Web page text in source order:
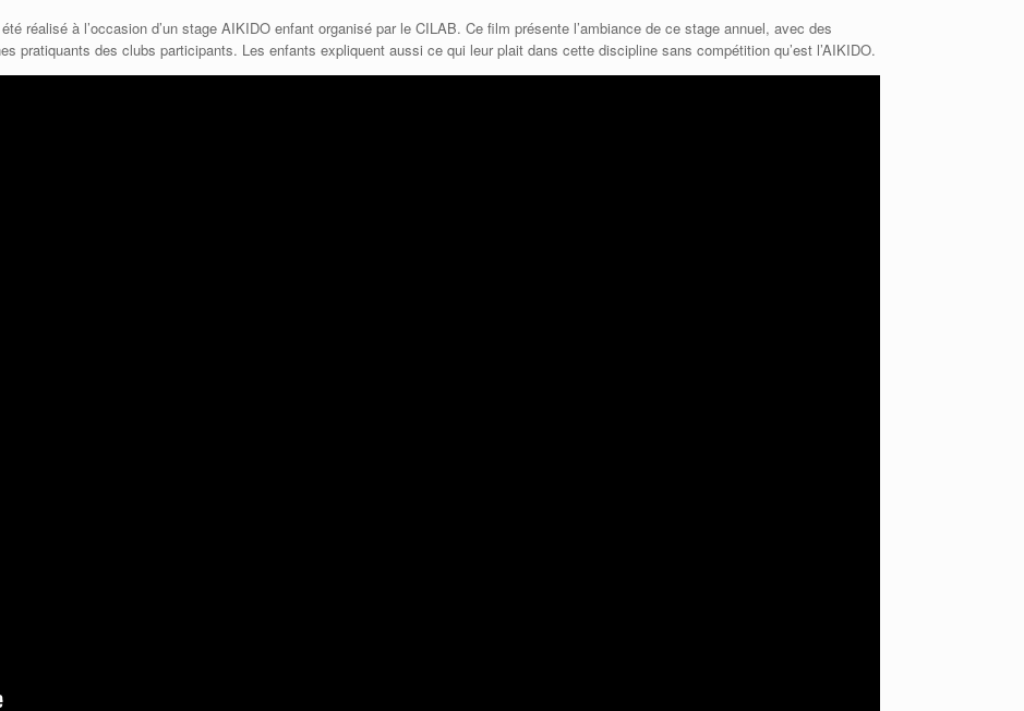
réalisé à l’occasion d’un stage AIKIDO enfant organisé par le CILAB. Ce film présente l’ambiance de ce stage annuel, avec des
pratiquants des clubs participants. Les enfants expliquent aussi ce qui leur plait dans cette discipline sans compétition qu’est l’AIKIDO.